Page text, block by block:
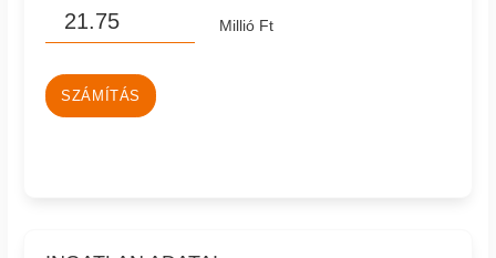
Millió Ft
SZÁMÍTÁS